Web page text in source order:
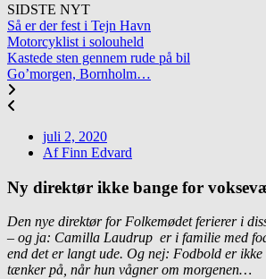
SIDSTE NYT
Så er der fest i Tejn Havn
Motorcyklist i solouheld
Kastede sten gennem rude på bil
Go’morgen, Bornholm…
juli 2, 2020
AfFinn Edvard
Ny direktør ikke bange for
Den nye direktør for Folkemødet ferierer i
– og ja: Camilla Laudrup er i familie med
end det er langt ude. Og nej: Fodbold er
tænker på, når hun vågner om morgenen…